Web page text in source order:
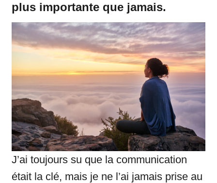
plus importante que jamais.
J’ai toujours su que la communication
était la clé, mais je ne l’ai jamais prise au